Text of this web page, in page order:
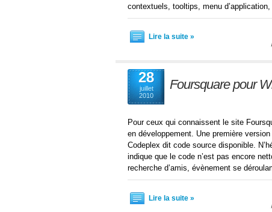
contextuels, tooltips, menu
Lire la suite »
28
juillet
2010
Foursquare pour
Pour ceux qui connaissent le site
en développement. Une première
Codeplex dit code source disponible.
indique que le code n’est pas encore
recherche d’amis, évènement se
Lire la suite »